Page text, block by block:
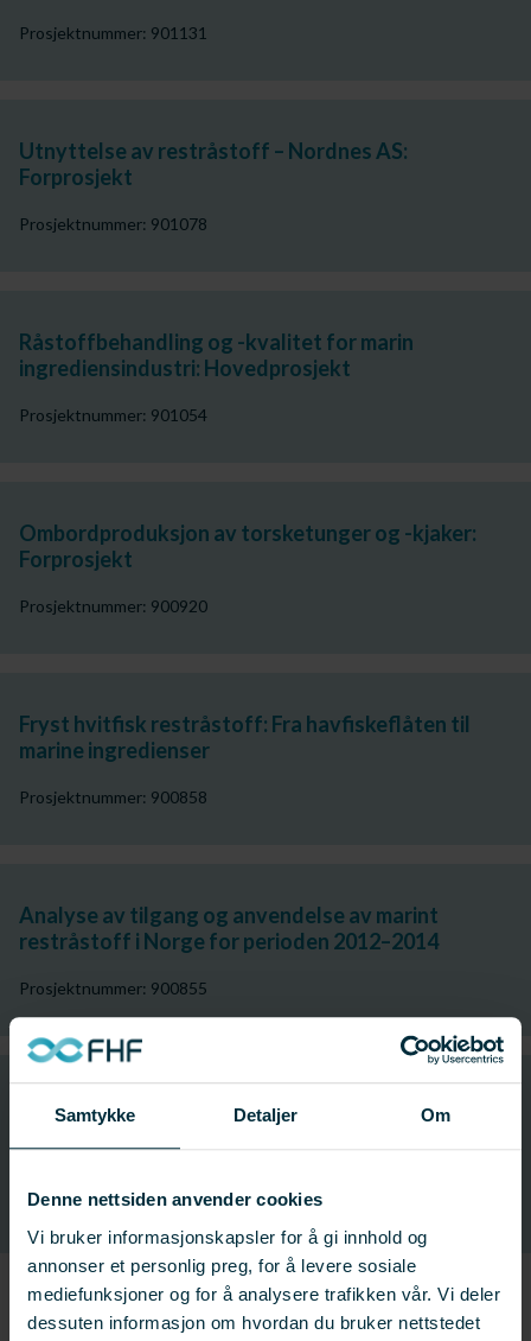
Samtykke Detaljer Om
Denne nettsiden anvender cookies
Vi bruker informasjonskapsler for å gi innhold og
annonser et personlig preg, for å levere sosiale
mediefunksjoner og for å analysere trafikken vår. Vi deler
dessuten informasjon om hvordan du bruker nettstedet
Prosjektnummer: 901131
Utnyttelse av restråstoff – Nordnes AS:
Forprosjekt
Prosjektnummer: 901078
Råstoffbehandling og -kvalitet for marin
ingrediensindustri: Hovedprosjekt
Prosjektnummer: 901054
Ombordproduksjon av torsketunger og -kjaker:
Forprosjekt
Prosjektnummer: 900920
Fryst hvitfisk restråstoff: Fra havfiskeflåten til
marine ingredienser
Prosjektnummer: 900858
Analyse av tilgang og anvendelse av marint
restråstoff i Norge for perioden 2012–2014
Prosjektnummer: 900855
Ensilering av restråstoff i hvitfiskflåten: Potensial
for verdiskapning og krav til infrastruktur,
logistikk og teknologi. Forprosjekt
Prosjektnummer: 900853